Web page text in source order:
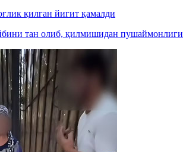
қилган йигит қамалди
тан олиб, қилмишидан